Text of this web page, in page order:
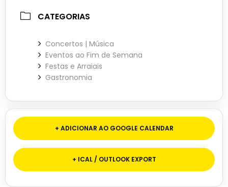
CATEGORIAS
Concertos | Música
Eventos ao Fim de Semana
Festas e Arraiais
Gastronomia
+ ADICIONAR AO GOOGLE CALENDAR
+ ICAL / OUTLOOK EXPORT